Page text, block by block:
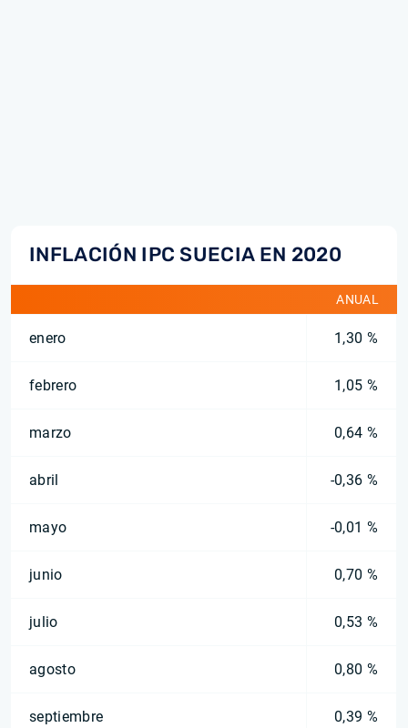
INFLACIÓN IPC SUECIA EN 2020
ANUAL
enero 1,30 %
febrero 1,05 %
marzo 0,64 %
abril -0,36 %
mayo -0,01 %
junio 0,70 %
julio 0,53 %
agosto 0,80 %
septiembre 0,39 %